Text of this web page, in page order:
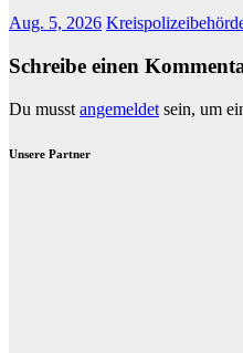
Aug. 5, 2026
Schreibe einen
Du musst angemeldet sein, um
Unsere Partner